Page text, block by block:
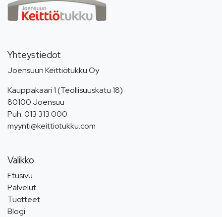
Yhteystiedot
Joensuun Keittiötukku Oy
Kauppakaari 1 (Teollisuuskatu 18)
80100 Joensuu
Puh.013 313 000
myynti@keittiotukku.com
Valikko
Etusivu
Palvelut
Tuotteet
Blogi